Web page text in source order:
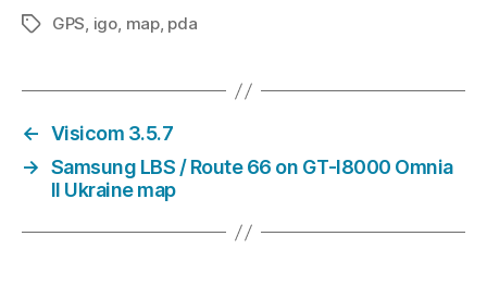
TagsGPS, igo, map, pda
← Visicom 3.5.7
→ Samsung LBS / Route 66 on GT-I8000 Omnia
II Ukraine map